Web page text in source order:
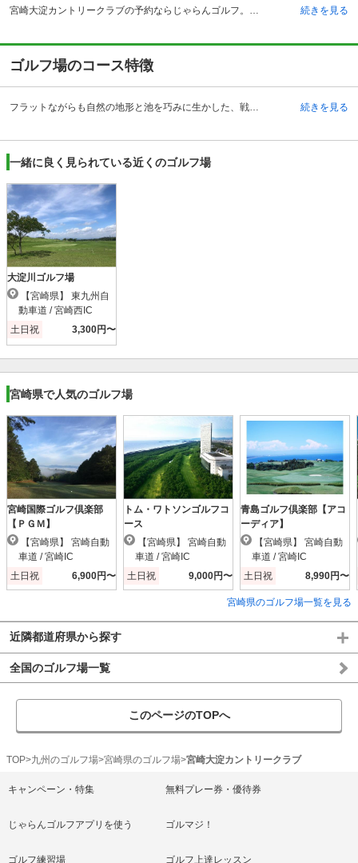
宮崎大淀カントリークラブの予約ならじゃらんゴルフ。カートの有無や利用税、キャンセル料、ナイター設備、駐車場などのコース情報はもちろん、口コミ、フォトギャラリーなどコースの難易度や攻略に役立つ情報充実、予約する度にポイントが貯まるのでお得にゴルフをお楽しみ頂けます。 大自然を満喫しながら、優雅にそして戦略的に誰もが楽しめる、ワンランク上のゴルフ場です。宮崎自動車道、宮崎インターチェンジより12キロの位置にあるこちらでは、鹿児島県と宮崎県にまたがる霧島連山の新燃岳が2011年1月、52年ぶりに噴火したため、しばらくの間ゴルフ予約の際には状況を聞くことが必要とのことです。クラブハウス内にはショップやロッカールームはもちろん、24席あるコンペルーム3部屋、ディナー180名（立食なら350名収容）の大ホール、その他プレイルームなど、コーヒーラウンジやレストランも含め団欒できるくつろぎの空間を存分にお楽しみいただける施設になっています。また食事つきのスペシャルデー、ハッピーデーなど月例会とは別に、お得な料金プランでのプレイをお楽しみいただけるサービスにも力を入れています。 続きを見る
ゴルフ場のコース特徴
フラットながらも自然の地形と池を巧みに生かした、戦略性に富んだ丘陵コースです。フェアウェイとグリーンが素直なレイアウトになっているので、アベレージゴルファーはラウンドしやすくなっています。アウト、インとも第一打の落下地点が広くて距離もないので、ドライバーショットのミスを取り返すことができます。ただ、ミドルでグリーンを狙うショットは正確な距離感と方向性が要求されます。特にアウト7番のミドルが左ドッグで、第二打は大きな池を越えていかなければなりません。池に入った場合には、特設ティよりプレイ続行となります。吊り橋でグリーンへ向かう、名物ホールとなっています。ドラコン推奨は6番14番、ニアピン推奨は4番11番となっています。 続きを見る
一緒に良く見られている近くのゴルフ場
大淀川ゴルフ場
動車道 / 宮崎西IC
土日祝
3,300円〜
宮崎県で人気のゴルフ場
宮崎国際ゴルフ倶楽部
【ＰＧＭ】
車道 / 宮崎IC
土日祝
6,900円〜
トム・ワトソンゴルフコ
ース
車道 / 宮崎IC
土日祝
9,000円〜
青島ゴルフ倶楽部【アコ
ーディア】
車道 / 宮崎IC
土日祝
8,990円〜
宮崎県のゴルフ場一覧を見る
近隣都道府県から探す
全国のゴルフ場一覧
このページのTOPへ
TOP 九州のゴルフ場 宮崎県のゴルフ場 宮崎大淀カントリークラブ
キャンペーン・特集 無料プレー券・優待券
じゃらんゴルフアプリを使う ゴルマジ！
ゴルフ練習場 ゴルフ上達レッスン